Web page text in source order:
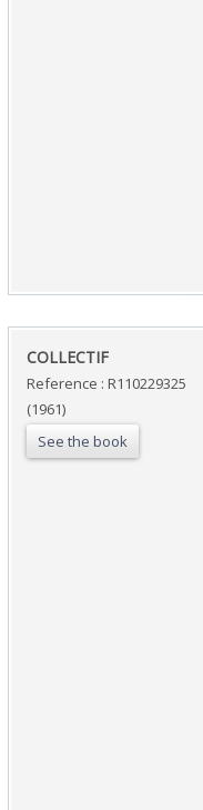
‎COLLECTIF‎
Reference : R110229325
(1961)
See the book